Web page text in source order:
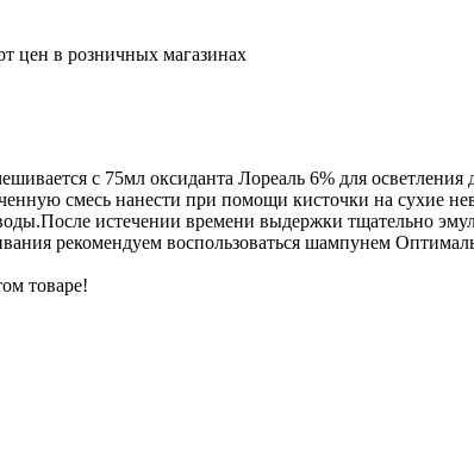
цен в розничных магазинах
с 75мл оксиданта Лореаль 6% для осветления
смесь нанести при помощи кисточки на сухие
истечении времени выдержки тщательно
рекомендуем воспользоваться шампунем
товаре!